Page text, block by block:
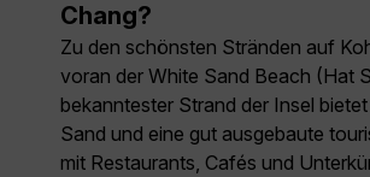
Chang?
Zu den schönsten Stränden auf
voran der White Sand Beach (Hat
bekanntester Strand der Insel
Sand und eine gut ausgebaute
mit Restaurants, Cafés und